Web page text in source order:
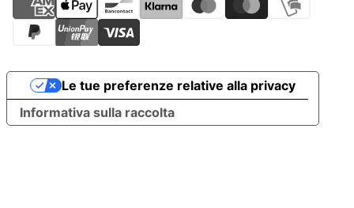
Informativa sulla raccolta
Le tue preferenze relative alla privacy